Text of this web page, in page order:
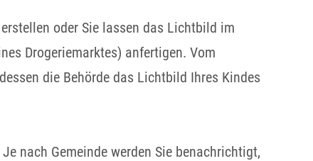
oder Sie lassen das Lichtbild im
Drogeriemarktes) anfertigen. Vom
die Behörde das Lichtbild Ihres Kindes
Je nach Gemeinde werden Sie benachrichtigt,